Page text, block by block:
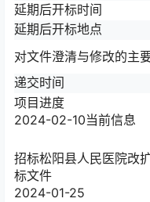
延期后开标时间
延期后开标地点
对文件澄清与修改的主
递交时间
项目进度
2024-02-10当前信息
招标松阳县人民医院改
标文件
2024-01-25